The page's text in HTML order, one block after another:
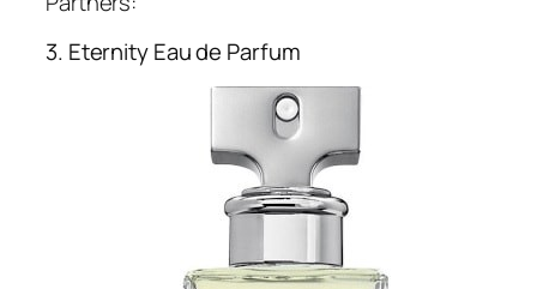
3. Eternity Eau de Parfum